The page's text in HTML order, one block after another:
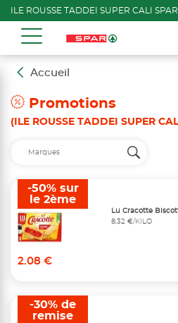
ILE ROUSSE TADDEI SUPER CALI
Accueil
Promotions
(ILE ROUSSE TADDEI SUPER
Lu Cracotte
8,32 €/KILO
2.08 €
-50% sur
le 2ème
-30% de
remise